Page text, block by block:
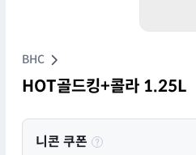
BHC
HOT골드킹+콜라 1.25L
니콘 쿠폰